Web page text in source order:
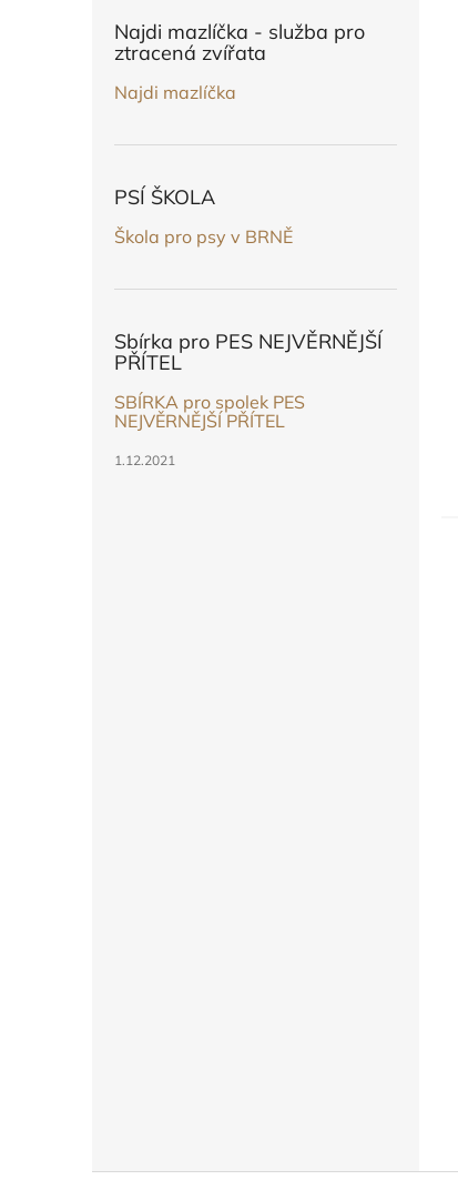
Najdi mazlíčka - služba pro
ztracená zvířata
Najdi mazlíčka
PSÍ ŠKOLA
Škola pro psy v BRNĚ
Sbírka pro PES NEJVĚRNĚJŠÍ
PŘÍTEL
SBÍRKA pro spolek PES
NEJVĚRNĚJŠÍ PŘÍTEL
1.12.2021